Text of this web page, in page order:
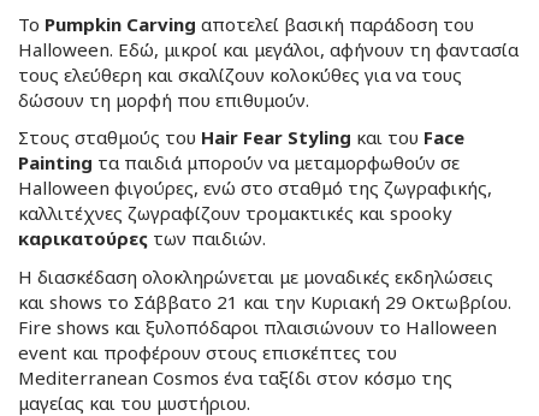
Το Pumpkin Carving αποτελεί βασική παράδοση του
Halloween. Εδώ, μικροί και μεγάλοι, αφήνουν τη φαντασία
τους ελεύθερη και σκαλίζουν κολοκύθες για να τους
δώσουν τη μορφή που επιθυμούν.
Στους σταθμούς του Hair Fear Styling και του Face
Painting τα παιδιά μπορούν να μεταμορφωθούν σε
Halloween φιγούρες, ενώ στο σταθμό της ζωγραφικής,
καλλιτέχνες ζωγραφίζουν τρομακτικές και spooky
καρικατούρες των παιδιών.
Η διασκέδαση ολοκληρώνεται με μοναδικές εκδηλώσεις
και shows το Σάββατο 21 και την Κυριακή 29 Οκτωβρίου.
Fire shows και ξυλοπόδαροι πλαισιώνουν το Halloween
event και προφέρουν στους επισκέπτες του
Mediterranean Cosmos ένα ταξίδι στον κόσμο της
μαγείας και του μυστήριου.